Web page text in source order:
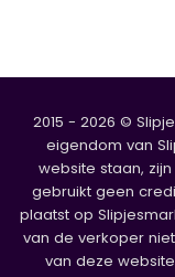
2015 - 2026 ©
eigendom van
website staan,
gebruikt geen
plaatst op
van de verkoper
van deze